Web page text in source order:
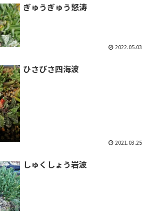
ぎゅうぎゅう怒涛
2022.05.03
ひさびさ四海波
2021.03.25
しゅくしょう岩波